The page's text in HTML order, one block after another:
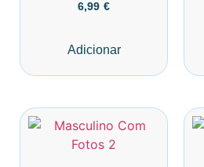
6,99 €
Adicionar